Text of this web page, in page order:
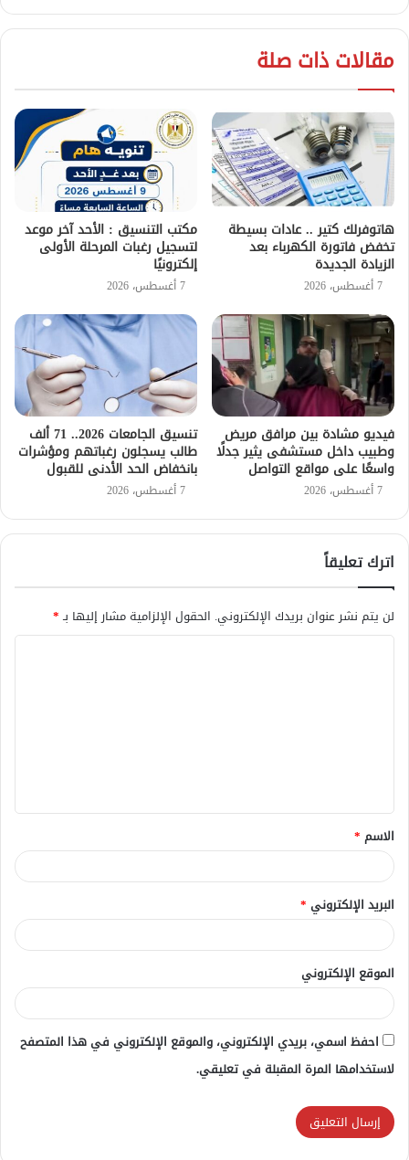
مقالات ذات صلة
هاتوفرلك كتير .. عادات بسيطة
تخفض فاتورة الكهرباء بعد
الزيادة الجديدة
7 أغسطس، 2026
مكتب التنسيق : الأحد آخر موعد
لتسجيل رغبات المرحلة الأولى
إلكترونيًا
7 أغسطس، 2026
فيديو مشادة بين مرافق مريض
وطبيب داخل مستشفى يثير جدلًا
واسعًا على مواقع التواصل
7 أغسطس، 2026
تنسيق الجامعات 2026.. 71 ألف
طالب يسجلون رغباتهم ومؤشرات
بانخفاض الحد الأدنى للقبول
7 أغسطس، 2026
اترك تعليقاً
لن يتم نشر عنوان بريدك الإلكتروني. الحقول الإلزامية مشار إليها بـ*
ق
*
الاسم *
البريد الإلكتروني *
الموقع الإلكتروني
احفظ اسمي، بريدي الإلكتروني، والموقع الإلكتروني في هذا المتصفح
لاستخدامها المرة المقبلة في تعليقي.